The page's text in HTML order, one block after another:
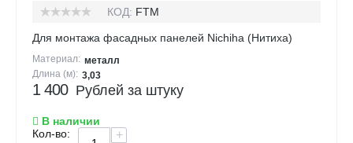
КОД: FTM
Для монтажа фасадных панелей Nichiha (Нитиха)
Материал: металл
Длина (м): 3,03
1 400 Рублей за штуку
В наличии
Кол-во:
+